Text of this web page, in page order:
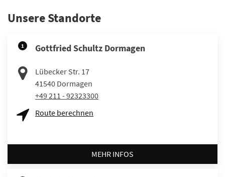
Unsere Standorte
1 Gottfried Schultz Dormagen
Lübecker Str. 17
41540 Dormagen
+49 211 - 92323300
Route berechnen
MEHR INFOS